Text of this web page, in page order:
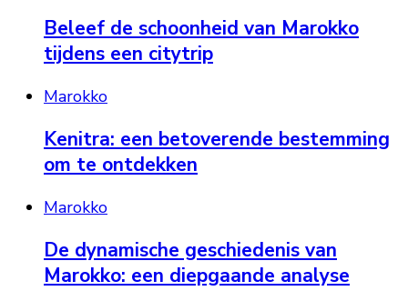
Beleef de schoonheid van Marokko
tijdens een citytrip
Marokko
Kenitra: een betoverende bestemming
om te ontdekken
Marokko
De dynamische geschiedenis van
Marokko: een diepgaande analyse